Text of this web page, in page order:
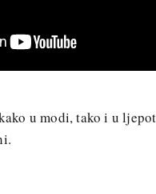
u modi, tako i u